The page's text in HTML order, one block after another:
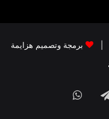
برمجة وتصميم هزايمة
تيلقرامواتساب